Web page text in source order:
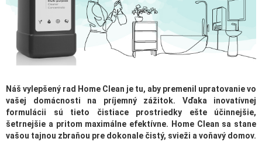
Náš vylepšený rad Home Clean je tu, aby premenil upratovanie vo
vašej domácnosti na príjemný zážitok. Vďaka inovatívnej
formulácii sú tieto čistiace prostriedky ešte účinnejšie,
šetrnejšie a pritom maximálne efektívne. Home Clean sa stane
vašou tajnou zbraňou pre dokonale čistý, svieži a voňavý domov.